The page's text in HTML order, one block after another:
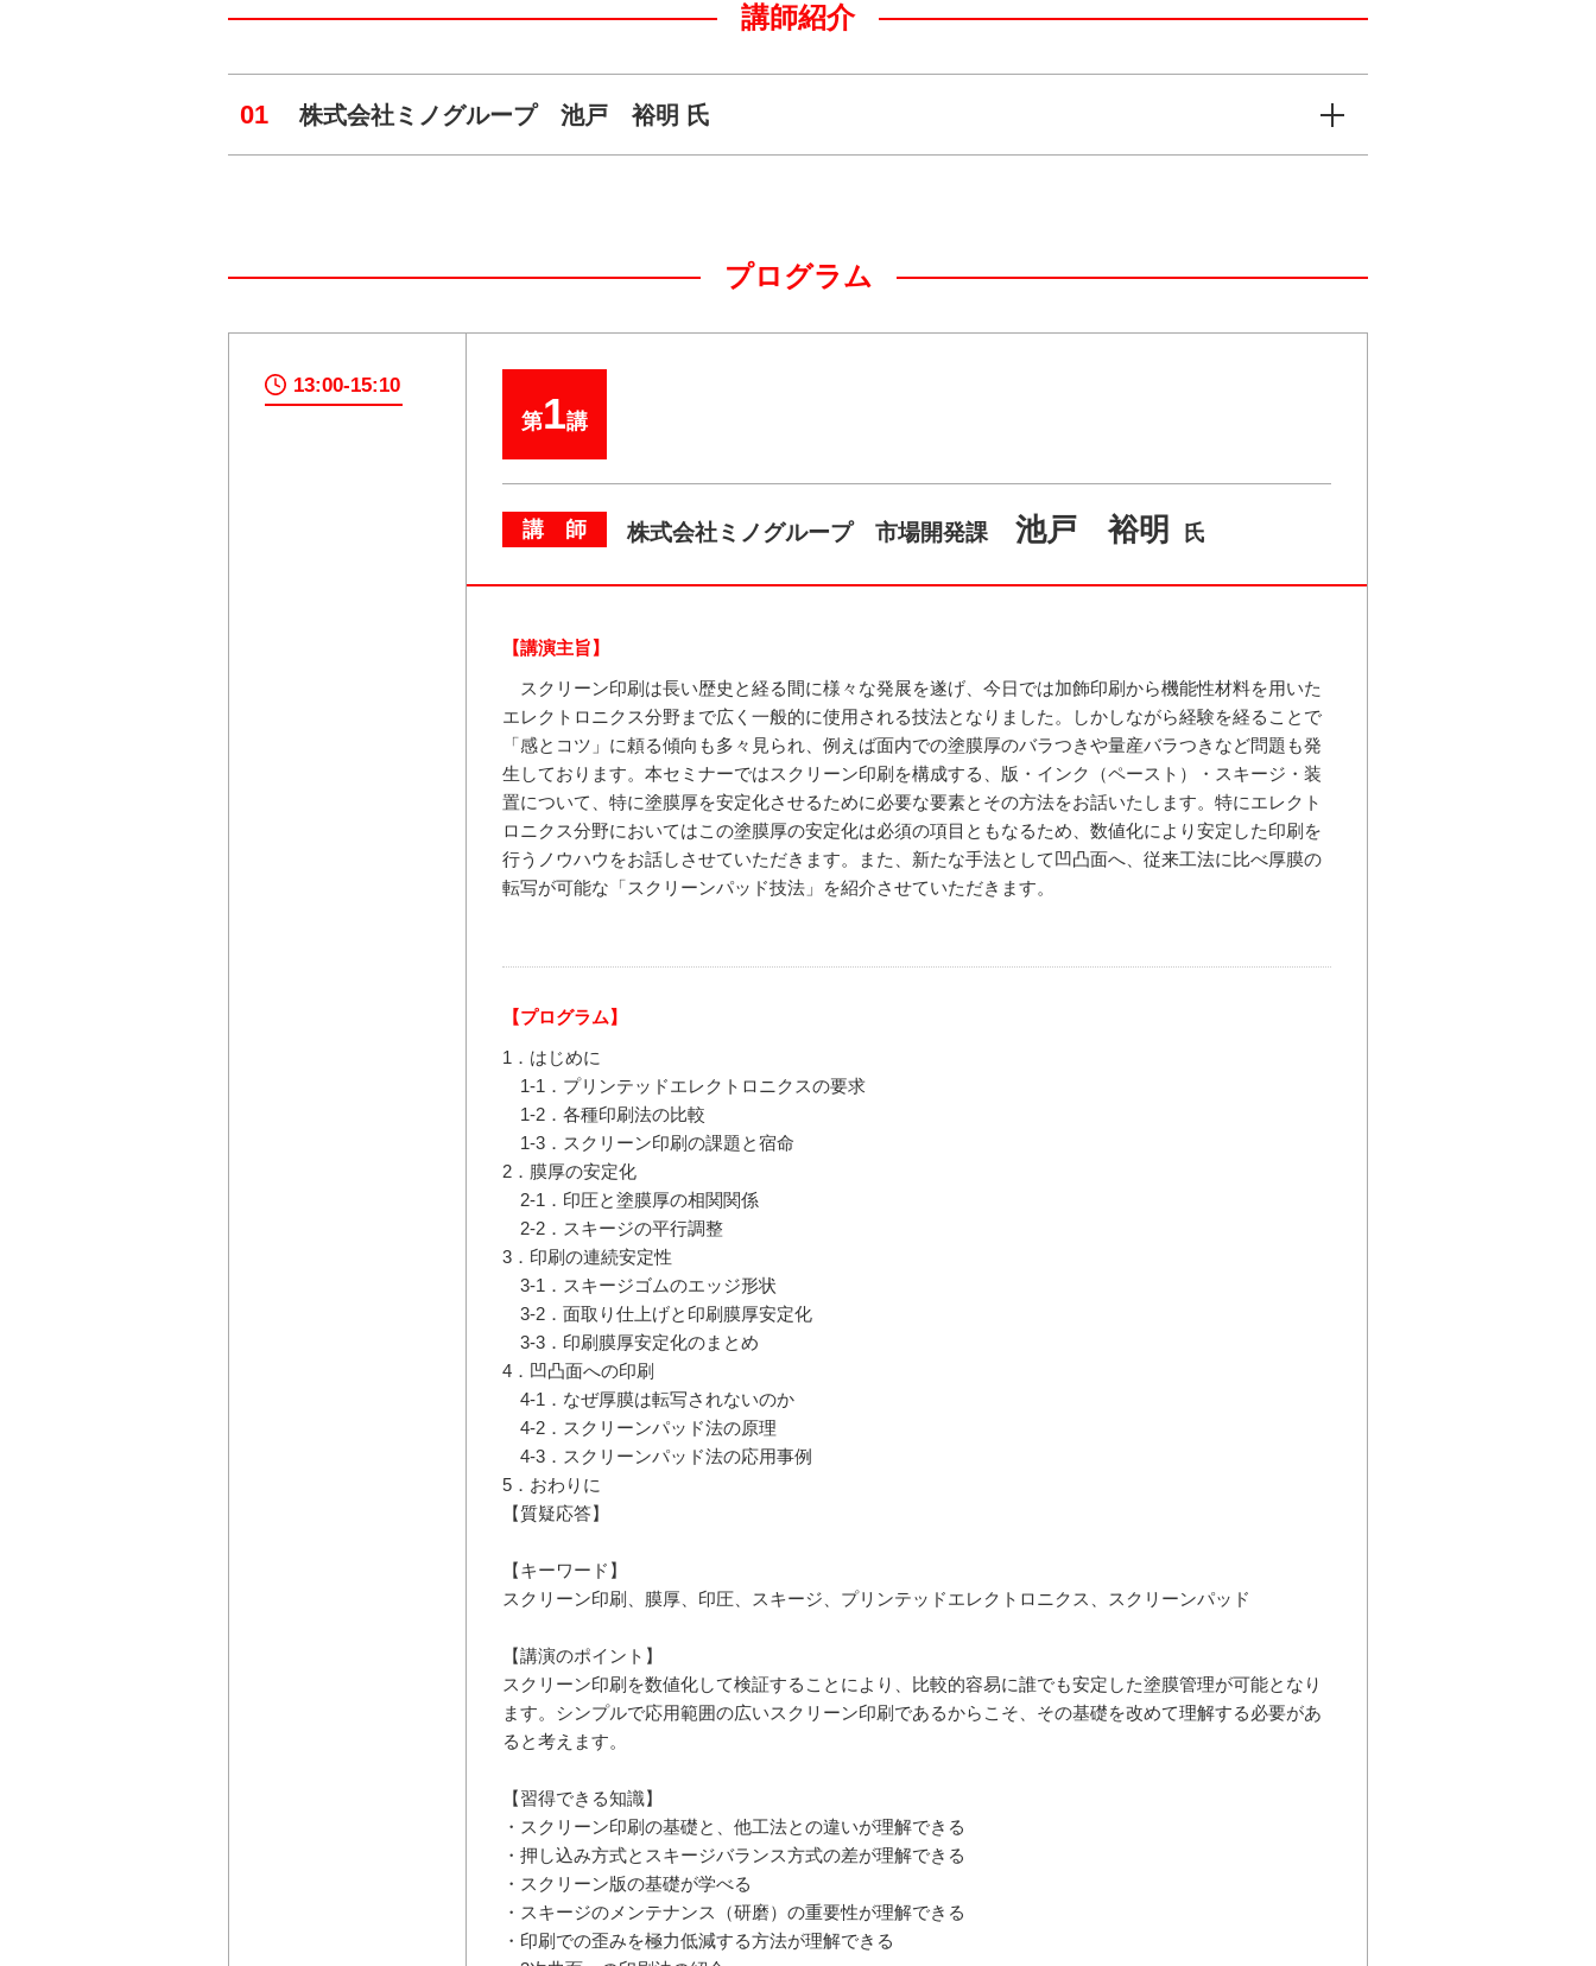
講師紹介
01 株式会社ミノグループ 池戸 裕明 氏
プログラム
13:00-15:10
第1講
講 師 株式会社ミノグループ 市場開発課 池戸 裕明 氏
【講演主旨】
スクリーン印刷は長い歴史と経る間に様々な発展を遂げ、今日では加飾印刷から機能性材料を用いた
エレクトロニクス分野まで広く一般的に使用される技法となりました。しかしながら経験を経ることで
「感とコツ」に頼る傾向も多々見られ、例えば面内での塗膜厚のバラつきや量産バラつきなど問題も発
生しております。本セミナーではスクリーン印刷を構成する、版・インク（ペースト）・スキージ・装
置について、特に塗膜厚を安定化させるために必要な要素とその方法をお話いたします。特にエレクト
ロニクス分野においてはこの塗膜厚の安定化は必須の項目ともなるため、数値化により安定した印刷を
行うノウハウをお話しさせていただきます。また、新たな手法として凹凸面へ、従来工法に比べ厚膜の
転写が可能な「スクリーンパッド技法」を紹介させていただきます。
【プログラム】
1．はじめに
1-1．プリンテッドエレクトロニクスの要求
1-2．各種印刷法の比較
1-3．スクリーン印刷の課題と宿命
2．膜厚の安定化
2-1．印圧と塗膜厚の相関関係
2-2．スキージの平行調整
3．印刷の連続安定性
3-1．スキージゴムのエッジ形状
3-2．面取り仕上げと印刷膜厚安定化
3-3．印刷膜厚安定化のまとめ
4．凹凸面への印刷
4-1．なぜ厚膜は転写されないのか
4-2．スクリーンパッド法の原理
4-3．スクリーンパッド法の応用事例
5．おわりに
【質疑応答】
【キーワード】
スクリーン印刷、膜厚、印圧、スキージ、プリンテッドエレクトロニクス、スクリーンパッド
【講演のポイント】
スクリーン印刷を数値化して検証することにより、比較的容易に誰でも安定した塗膜管理が可能となり
ます。シンプルで応用範囲の広いスクリーン印刷であるからこそ、その基礎を改めて理解する必要があ
ると考えます。
【習得できる知識】
・スクリーン印刷の基礎と、他工法との違いが理解できる
・押し込み方式とスキージバランス方式の差が理解できる
・スクリーン版の基礎が学べる
・スキージのメンテナンス（研磨）の重要性が理解できる
・印刷での歪みを極力低減する方法が理解できる